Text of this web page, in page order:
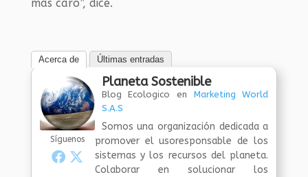
más caro”, dice.
Acerca de Últimas entradas
Síguenos
Planeta Sostenible
Blog Ecologico en Marketing World
S.A.S
Somos una organización dedicada a
promover el usoresponsable de los
sistemas y los recursos del planeta.
Colaborar en solucionar los